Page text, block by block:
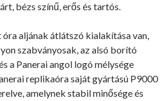
bézs színű, erős és tartós.
aljának átlátszó kialakítása van,
szabványosak, az alsó borító
a Panerai angol logó mélysége
replikaóra saját gyártású P9000
amelynek stabil minősége és